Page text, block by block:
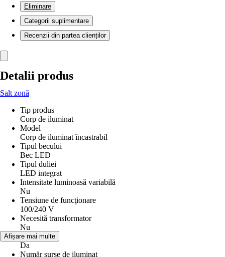
Eliminare
Categorii suplimentare
Recenzii din partea clienților
Detalii produs
Salt zonă
Tip produs
Corp de iluminat
Model
Corp de iluminat încastrabil
Tipul becului
Bec LED
Tipul duliei
LED integrat
Intensitate luminoasă variabilă
Nu
Tensiune de funcţionare
100/240 V
Necesită transformator
Nu
Bec inclus
Da
Număr surse de iluminat
Afișare mai multe